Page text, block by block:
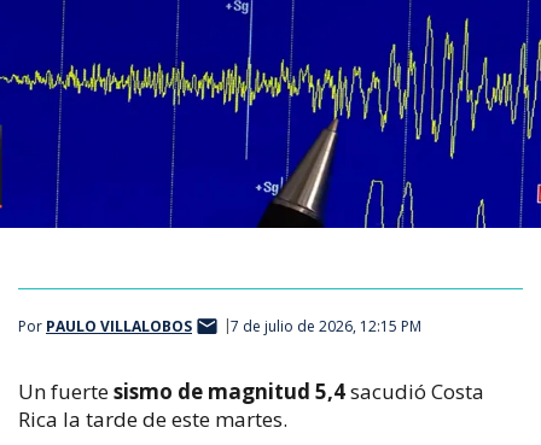
Por PAULO VILLALOBOS 7 de julio de 2026, 12:15 PM
Un fuertesismo de magnitud 5,4sacudió Costa
Rica la tarde de este martes.